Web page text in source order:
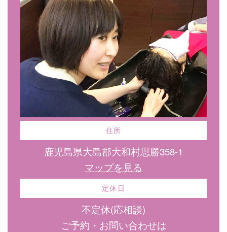
住所
鹿児島県大島郡大和村思勝358-1
マップを見る
定休日
不定休(応相談)
ご予約・お問い合わせは